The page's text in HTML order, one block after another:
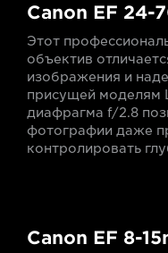
Canon EF 24-
Этот
объектив
изображения и
присущей моделям
диафрагма f/2.8
фотографии даже
контролировать
Canon EF 8-